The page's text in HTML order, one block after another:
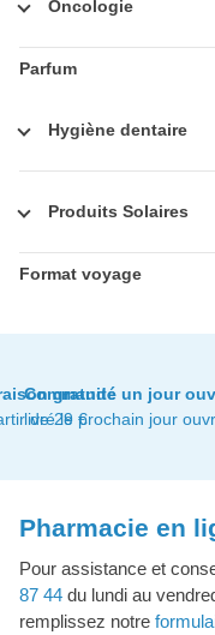
Oncologie
Parfum
Hygiène dentaire
Produits Solaires
Format voyage
gratuite
de 29 €
Commandé un jour
livré le prochain jour
Pharmacie en
Pour assistance et
87 44 du lundi au
remplissez notre